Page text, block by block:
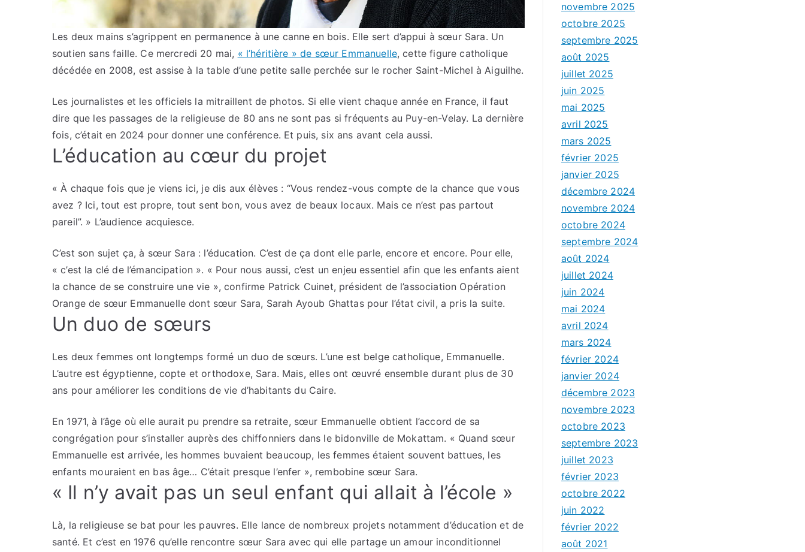
Les deux mains s’agrippent en permanence à une canne en bois. Elle sert d’appui à sœur Sara. Un
soutien sans faille. Ce mercredi 20 mai, « l’héritière » de sœur Emmanuelle, cette figure catholique
décédée en 2008, est assise à la table d’une petite salle perchée sur le rocher Saint-Michel à Aiguilhe.
Les journalistes et les officiels la mitraillent de photos. Si elle vient chaque année en France, il faut
dire que les passages de la religieuse de 80 ans ne sont pas si fréquents au Puy-en-Velay. La dernière
fois, c’était en 2024 pour donner une conférence. Et puis, six ans avant cela aussi.
L’éducation au cœur du projet
« À chaque fois que je viens ici, je dis aux élèves : “Vous rendez-vous compte de la chance que vous
avez ? Ici, tout est propre, tout sent bon, vous avez de beaux locaux. Mais ce n’est pas partout
pareil”. » L’audience acquiesce.
C’est son sujet ça, à sœur Sara : l’éducation. C’est de ça dont elle parle, encore et encore. Pour elle,
« c’est la clé de l’émancipation ». « Pour nous aussi, c’est un enjeu essentiel afin que les enfants aient
la chance de se construire une vie », confirme Patrick Cuinet, président de l’association Opération
Orange de sœur Emmanuelle dont sœur Sara, Sarah Ayoub Ghattas pour l’état civil, a pris la suite.
Un duo de sœurs
Les deux femmes ont longtemps formé un duo de sœurs. L’une est belge catholique, Emmanuelle.
L’autre est égyptienne, copte et orthodoxe, Sara. Mais, elles ont œuvré ensemble durant plus de 30
ans pour améliorer les conditions de vie d’habitants du Caire.
En 1971, à l’âge où elle aurait pu prendre sa retraite, sœur Emmanuelle obtient l’accord de sa
congrégation pour s’installer auprès des chiffonniers dans le bidonville de Mokattam. « Quand sœur
Emmanuelle est arrivée, les hommes buvaient beaucoup, les femmes étaient souvent battues, les
enfants mouraient en bas âge… C’était presque l’enfer », rembobine sœur Sara.
« Il n’y avait pas un seul enfant qui allait à l’école »
Là, la religieuse se bat pour les pauvres. Elle lance de nombreux projets notamment d’éducation et de
santé. Et c’est en 1976 qu’elle rencontre sœur Sara avec qui elle partage un amour inconditionnel
novembre 2025
octobre 2025
septembre 2025
août 2025
juillet 2025
juin 2025
mai 2025
avril 2025
mars 2025
février 2025
janvier 2025
décembre 2024
novembre 2024
octobre 2024
septembre 2024
août 2024
juillet 2024
juin 2024
mai 2024
avril 2024
mars 2024
février 2024
janvier 2024
décembre 2023
novembre 2023
octobre 2023
septembre 2023
juillet 2023
février 2023
octobre 2022
juin 2022
février 2022
août 2021